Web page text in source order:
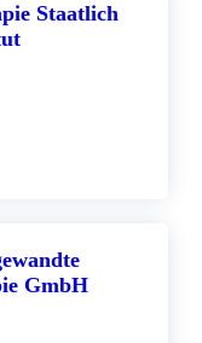
Staatlich
GmbH